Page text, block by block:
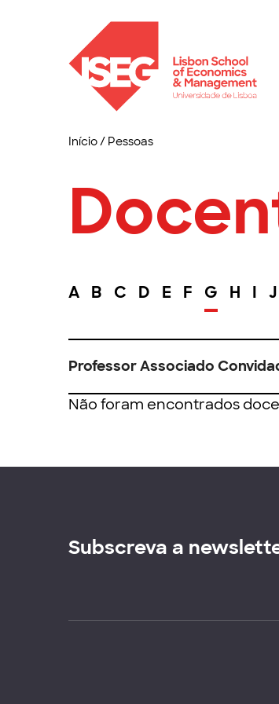
Início/ Pessoas
A B C D E F G H I J
Professor Associado
Não foram encontrados
Subscreva a